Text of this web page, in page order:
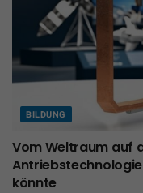
BILDUNG
Vom Weltraum auf
könnte